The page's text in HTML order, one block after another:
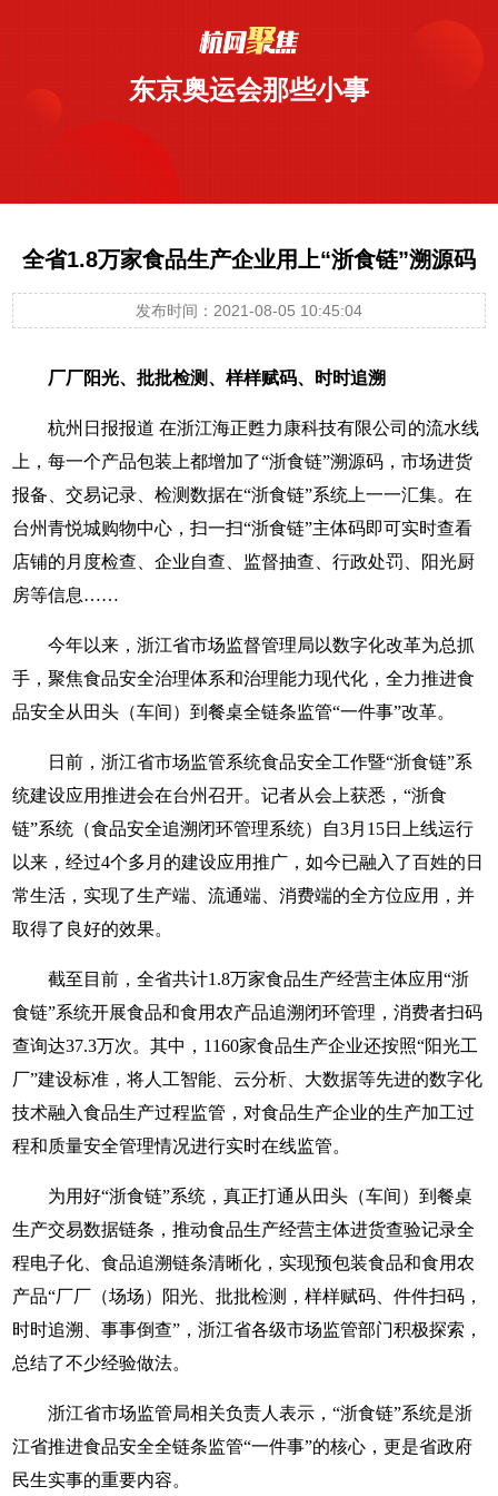
东京奥运会那些小事
全省1.8万家食品生产企业用上“浙食链”溯源码
发布时间：2021-08-05 10:45:04
厂厂阳光、批批检测、样样赋码、时时追溯
杭州日报报道在浙江海正甦力康科技有限公司的流水线
上，每一个产品包装上都增加了“浙食链”溯源码，市场进货
报备、交易记录、检测数据在“浙食链”系统上一一汇集。在
台州青悦城购物中心，扫一扫“浙食链”主体码即可实时查看
店铺的月度检查、企业自查、监督抽查、行政处罚、阳光厨
房等信息……
今年以来，浙江省市场监督管理局以数字化改革为总抓
手，聚焦食品安全治理体系和治理能力现代化，全力推进食
品安全从田头（车间）到餐桌全链条监管“一件事”改革。
日前，浙江省市场监管系统食品安全工作暨“浙食链”系
统建设应用推进会在台州召开。记者从会上获悉，“浙食
链”系统（食品安全追溯闭环管理系统）自3月15日上线运行
以来，经过4个多月的建设应用推广，如今已融入了百姓的日
常生活，实现了生产端、流通端、消费端的全方位应用，并
取得了良好的效果。
截至目前，全省共计1.8万家食品生产经营主体应用“浙
食链”系统开展食品和食用农产品追溯闭环管理，消费者扫码
查询达37.3万次。其中，1160家食品生产企业还按照“阳光工
厂”建设标准，将人工智能、云分析、大数据等先进的数字化
技术融入食品生产过程监管，对食品生产企业的生产加工过
程和质量安全管理情况进行实时在线监管。
为用好“浙食链”系统，真正打通从田头（车间）到餐桌
生产交易数据链条，推动食品生产经营主体进货查验记录全
程电子化、食品追溯链条清晰化，实现预包装食品和食用农
产品“厂厂（场场）阳光、批批检测，样样赋码、件件扫码，
时时追溯、事事倒查”，浙江省各级市场监管部门积极探索，
总结了不少经验做法。
浙江省市场监管局相关负责人表示，“浙食链”系统是浙
江省推进食品安全全链条监管“一件事”的核心，更是省政府
民生实事的重要内容。